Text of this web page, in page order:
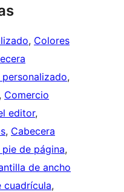
, Colores
, Comercio
editor
, Cabecera
de página
de ancho
cuadrícula